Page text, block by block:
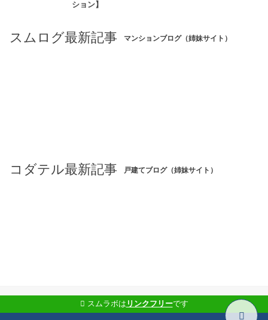
ション】
スムログ最新記事 マンションブログ（姉妹サイト）
コダテル最新記事 戸建てブログ（姉妹サイト）
スムラボは リンクフリーです